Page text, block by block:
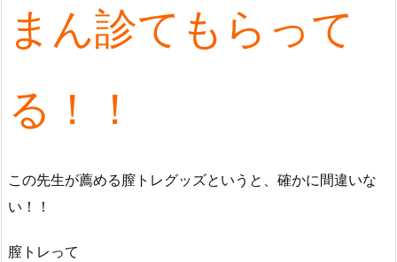
まん診てもらって
る！！
この先生が薦める膣トレグッズというと、確かに間違いな
い！！
膣トレって